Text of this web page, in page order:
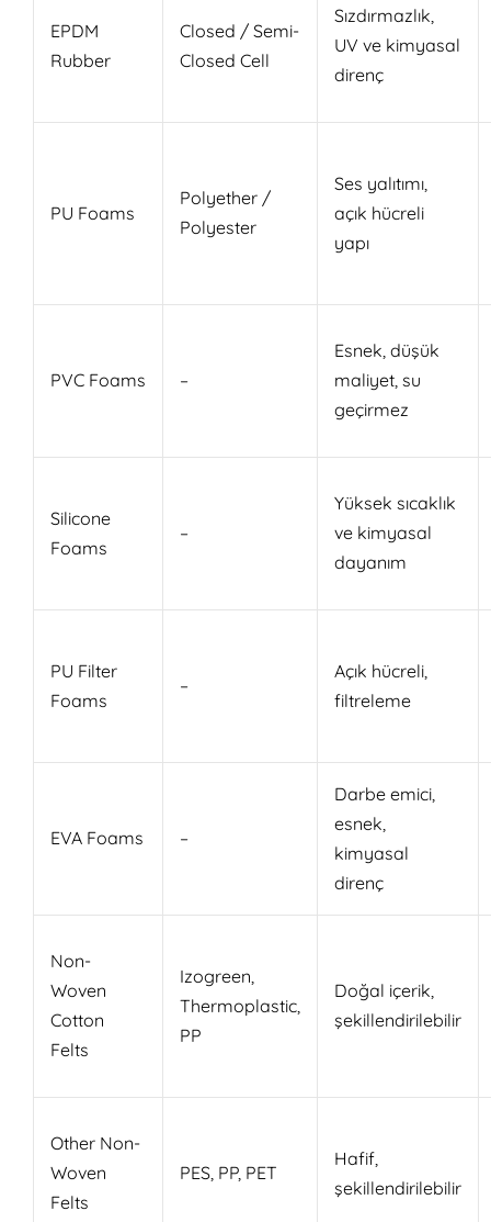
EPDM
Rubber
Closed / Semi-
Closed Cell
Sızdırmazlık,
UV ve kimyasal
direnç
PU Foams
Polyether /
Polyester
Ses yalıtımı,
açık hücreli
yapı
PVC Foams –
Esnek, düşük
maliyet, su
geçirmez
Silicone
Foams
–
Yüksek sıcaklık
ve kimyasal
dayanım
PU Filter
Foams
–
Açık hücreli,
filtreleme
EVA Foams –
Darbe emici,
esnek,
kimyasal
direnç
Non-
Woven
Cotton
Felts
Izogreen,
Thermoplastic,
PP
Doğal içerik,
şekillendirilebilir
Other Non-
Woven
Felts
PES, PP, PET
Hafif,
şekillendirilebilir